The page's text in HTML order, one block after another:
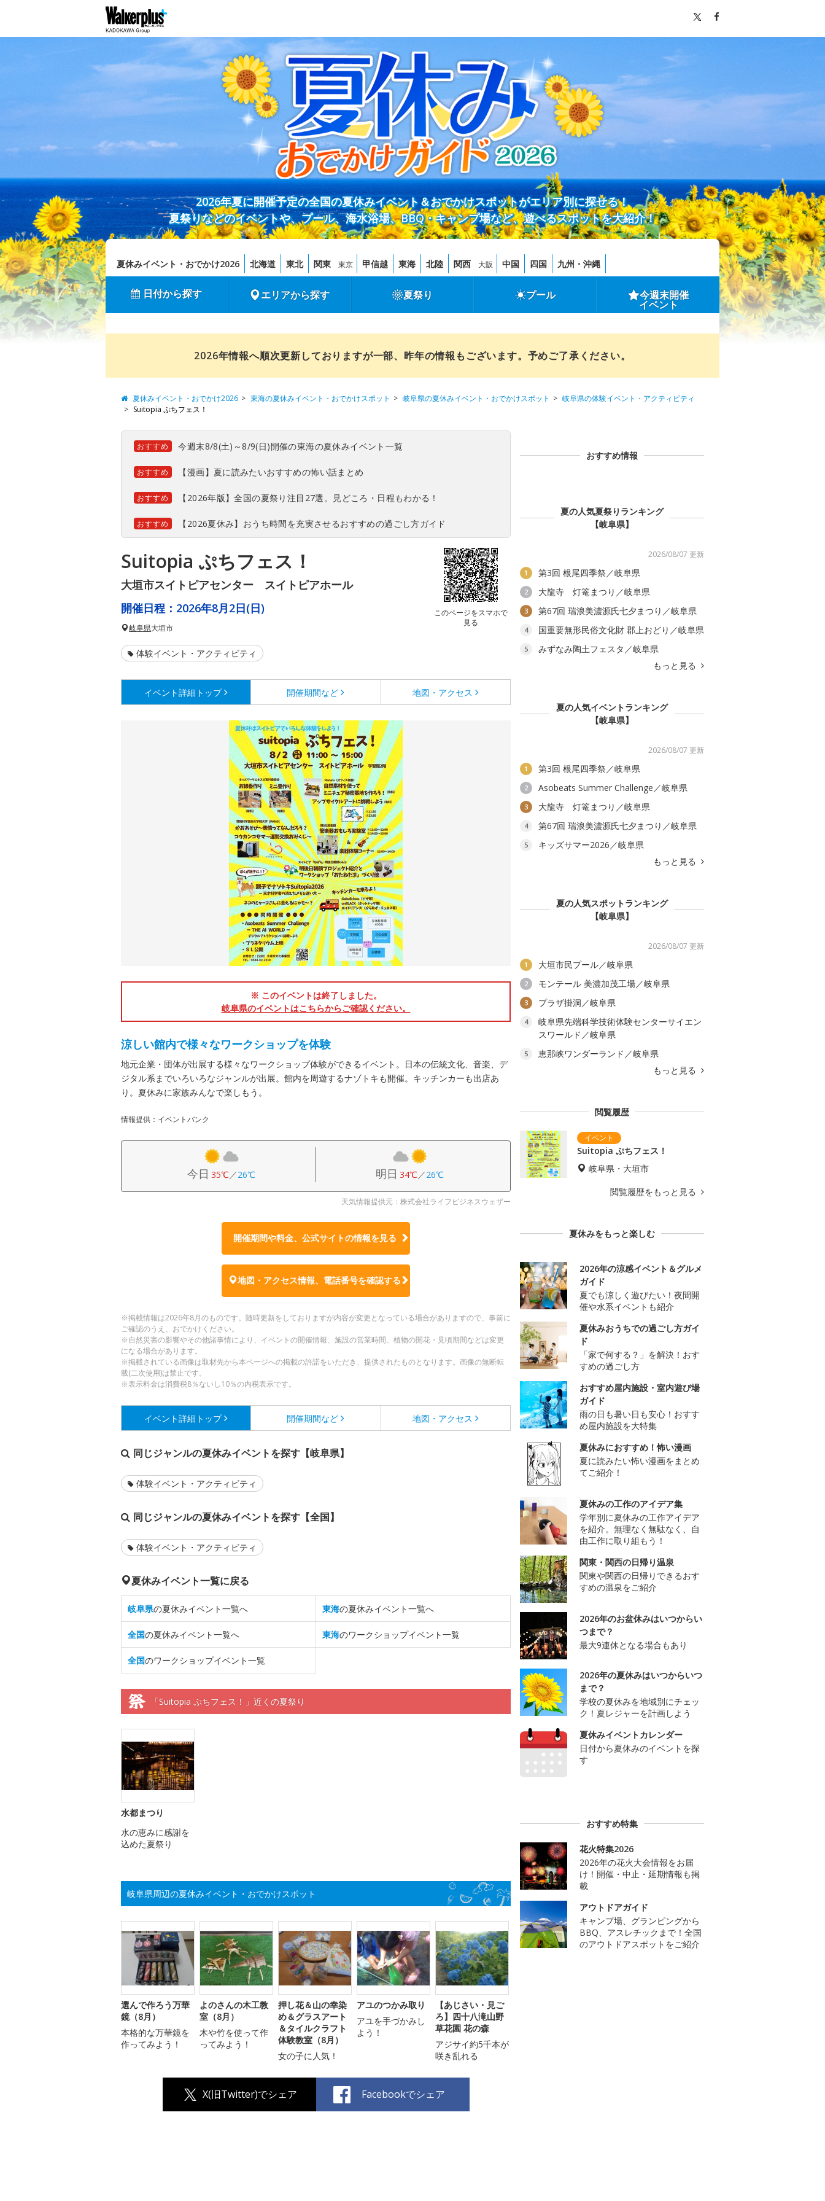
2026年夏に開催予定の全国の夏休みイベント＆おでかけスポットがエリア別に探せる！
夏祭りなどのイベントや、プール、海水浴場、BBQ・キャンプ場など、遊べるスポットを大紹介！
夏休みイベント・おでかけ2026 北海道 東北 関東 東京 甲信越 東海 北陸 関西 大阪 中国 四国 九州・沖縄
日付から探す エリアから探す 夏祭り プール 今週末開催
イベント
2026年情報へ順次更新しておりますが一部、昨年の情報もございます。予めご了承ください。
夏休みイベント・おでかけ2026 東海の夏休みイベント・おでかけスポット 岐阜県の夏休みイベント・おでかけスポット
岐阜県の体験イベント・アクティビティ
Suitopia ぷちフェス！
おすすめ 今週末8/8(土)～8/9(日)開催の東海の夏休みイベント一覧
おすすめ 【漫画】夏に読みたいおすすめの怖い話まとめ
おすすめ 【2026年版】全国の夏祭り注目27選。見どころ・日程もわかる！
おすすめ 【2026夏休み】おうち時間を充実させるおすすめの過ごし方ガイド
Suitopia ぷちフェス！
大垣市スイトピアセンター スイトピアホール
このページをスマホで
見る
開催日程： 2026年8月2日(日)
岐阜県大垣市
体験イベント・アクティビティ
イベント詳細 トップ 開催期間など 地図・アクセス
※ このイベントは終了しました。
岐阜県のイベントはこちらからご確認ください。
涼しい館内で様々なワークショップを体験
地元企業・団体が出展する様々なワークショップ体験ができるイベント。日本の伝統文化、音楽、デ
ジタル系までいろいろなジャンルが出展。館内を周遊するナゾトキも開催。キッチンカーも出店あ
り。夏休みに家族みんなで楽しもう。
情報提供：イベントバンク
今日 35℃／26℃ 明日 34℃／26℃
天気情報提供元：株式会社ライフビジネスウェザー
開催期間や料金、公式サイトの情報を見る
地図・アクセス情報、電話番号を確認する
※掲載情報は2026年8月のものです。随時更新をしておりますが内容が変更となっている場合がありますので、事前に
ご確認のうえ、おでかけください。
※自然災害の影響やその他諸事情により、イベントの開催情報、施設の営業時間、植物の開花・見頃期間などは変更
になる場合があります。
※掲載されている画像は取材先から本ページへの掲載の許諾をいただき、提供されたものとなります。画像の無断転
載(二次使用)は禁止です。
※表示料金は消費税8％ないし10％の内税表示です。
イベント詳細 トップ 開催期間など 地図・アクセス
同じジャンルの夏休みイベントを探す【岐阜県】
体験イベント・アクティビティ
同じジャンルの夏休みイベントを探す【全国】
体験イベント・アクティビティ
夏休みイベント一覧に戻る
岐阜県の夏休みイベント一覧へ 東海の夏休みイベント一覧へ
全国の夏休みイベント一覧へ 東海のワークショップイベント一覧
全国のワークショップイベント一覧
「Suitopia ぷちフェス！」近くの夏祭り
水都まつり
水の恵みに感謝を
込めた夏祭り
岐阜県周辺の夏休みイベント・おでかけスポット
選んで作ろう万華
鏡（8月）
本格的な万華鏡を
作ってみよう！
よのさんの木工教
室（8月）
木や竹を使って作
ってみよう！
押し花＆山の幸染
め＆グラスアート
＆タイルクラフト
体験教室（8月）
女の子に人気！
アユのつかみ取り
アユを手づかみし
よう！
【あじさい・見ご
ろ】四十八滝山野
草花園 花の森
アジサイ約5千本が
咲き乱れる
X(旧Twitter)でシェア Facebookでシェア
おすすめ情報
夏の人気夏祭りランキング
【岐阜県】
2026/08/07 更新
1 第3回 根尾四季祭／岐阜県
2 大龍寺 灯篭まつり／岐阜県
3 第67回 瑞浪美濃源氏七夕まつり／岐阜県
4 国重要無形民俗文化財 郡上おどり／岐阜県
5
みずなみ陶土フェスタ／岐阜県
もっと見る
夏の人気イベントランキング
【岐阜県】
2026/08/07 更新
1 第3回 根尾四季祭／岐阜県
2 Asobeats Summer Challenge／岐阜県
3 大龍寺 灯篭まつり／岐阜県
4 第67回 瑞浪美濃源氏七夕まつり／岐阜県
5
キッズサマー2026／岐阜県
もっと見る
夏の人気スポットランキング
【岐阜県】
2026/08/07 更新
1 大垣市民プール／岐阜県
2 モンテール 美濃加茂工場／岐阜県
3 プラザ掛洞／岐阜県
4
岐阜県先端科学技術体験センターサイエン
スワールド／岐阜県
5
恵那峡ワンダーランド／岐阜県
もっと見る
閲覧履歴
Suitopia ぷちフェス！
岐阜県・大垣市
閲覧履歴をもっと見る
夏休みをもっと楽しむ
2026年の涼感イベント＆グルメ
ガイド
夏でも涼しく遊びたい！夜間開
催や水系イベントも紹介
夏休みおうちでの過ごし方ガイ
ド
「家で何する？」を解決！おす
すめの過ごし方
おすすめ屋内施設・室内遊び場
ガイド
雨の日も暑い日も安心！おすす
め屋内施設を大特集
夏休みにおすすめ！怖い漫画
夏に読みたい怖い漫画をまとめ
てご紹介！
夏休みの工作のアイデア集
学年別に夏休みの工作アイデア
を紹介。無理なく無駄なく、自
由工作に取り組もう！
関東・関西の日帰り温泉
関東や関西の日帰りできるおす
すめの温泉をご紹介
2026年のお盆休みはいつからい
つまで？
最大9連休となる場合もあり
2026年の夏休みはいつからいつ
まで？
学校の夏休みを地域別にチェッ
ク！夏レジャーを計画しよう
夏休みイベントカレンダー
日付から夏休みのイベントを探
す
おすすめ特集
花火特集2026
2026年の花火大会情報をお届
け！開催・中止・延期情報も掲
載
アウトドアガイド
キャンプ場、グランピングから
BBQ、アスレチックまで！全国
のアウトドアスポットをご紹介